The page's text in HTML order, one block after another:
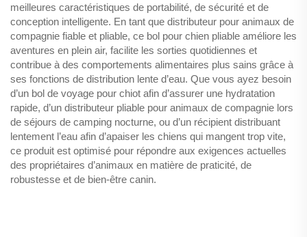
meilleures caractéristiques de portabilité, de sécurité et de
conception intelligente. En tant que distributeur pour animaux de
compagnie fiable et pliable, ce bol pour chien pliable améliore les
aventures en plein air, facilite les sorties quotidiennes et
contribue à des comportements alimentaires plus sains grâce à
ses fonctions de distribution lente d’eau. Que vous ayez besoin
d’un bol de voyage pour chiot afin d’assurer une hydratation
rapide, d’un distributeur pliable pour animaux de compagnie lors
de séjours de camping nocturne, ou d’un récipient distribuant
lentement l’eau afin d’apaiser les chiens qui mangent trop vite,
ce produit est optimisé pour répondre aux exigences actuelles
des propriétaires d’animaux en matière de praticité, de
robustesse et de bien-être canin.